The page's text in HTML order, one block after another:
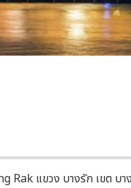
แขวง บางรัก เขต บ